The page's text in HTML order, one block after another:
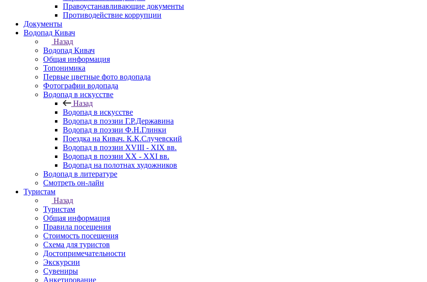
Правоустанавливающие документы
Противодействие коррупции
Документы
Водопад Кивач
Назад
Водопад Кивач
Общая информация
Топонимика
Первые цветные фото водопада
Фотографии водопада
Водопад в искусстве
Назад
Водопад в искусстве
Водопад в поэзии Г.Р.Державина
Водопад в поэзии Ф.Н.Глинки
Поездка на Кивач. К.К.Случевский
Водопад в поэзии XVIII - XIX вв.
Водопад в поэзии XX - XXI вв.
Водопад на полотнах художников
Водопад в литературе
Смотреть он-лайн
Туристам
Назад
Туристам
Общая информация
Правила посещения
Стоимость посещения
Схема для туристов
Достопримечательности
Экскурсии
Сувениры
Анкетирование